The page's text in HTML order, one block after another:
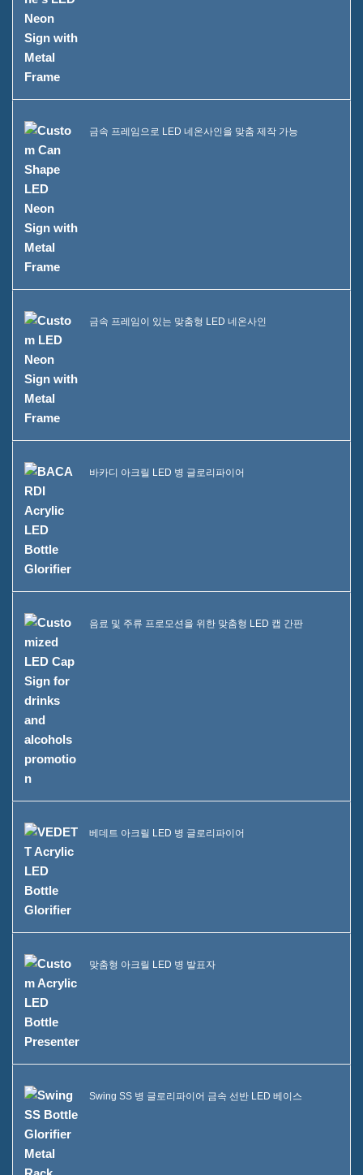
금속 프레임으로 LED 네온사인을 맞춤 제작 가능
금속 프레임이 있는 맞춤형 LED 네온사인
바카디 아크릴 LED 병 글로리파이어
음료 및 주류 프로모션을 위한 맞춤형 LED 캡 간판
베데트 아크릴 LED 병 글로리파이어
맞춤형 아크릴 LED 병 발표자
Swing SS 병 글로리파이어 금속 선반 LED 베이스